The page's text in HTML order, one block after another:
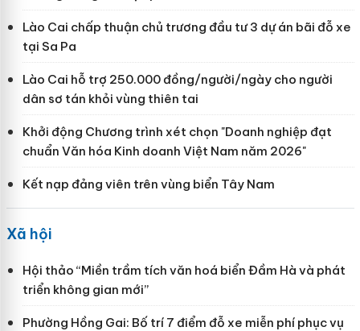
Lào Cai chấp thuận chủ trương đầu tư 3 dự án bãi đỗ xe
tại Sa Pa
Lào Cai hỗ trợ 250.000 đồng/người/ngày cho người
dân sơ tán khỏi vùng thiên tai
Khởi động Chương trình xét chọn "Doanh nghiệp đạt
chuẩn Văn hóa Kinh doanh Việt Nam năm 2026"
Kết nạp đảng viên trên vùng biển Tây Nam
Xã hội
Hội thảo “Miền trầm tích văn hoá biển Đầm Hà và phát
triển không gian mới”
Phường Hồng Gai: Bố trí 7 điểm đỗ xe miễn phí phục vụ